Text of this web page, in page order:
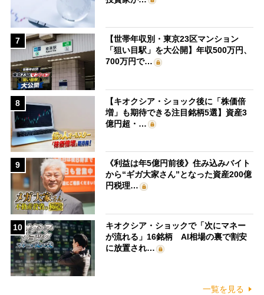
7
【世帯年収別・東京23区マンション
「狙い目駅」を大公開】年収500万円、
700万円で…
8
【キオクシア・ショック後に「株価倍
増」も期待できる注目銘柄5選】資産3
億円超・…
9
《利益は年5億円前後》住み込みバイト
から“ギガ大家さん”となった資産200億
円税理…
10
キオクシア・ショックで「次にマネー
が流れる」16銘柄 AI相場の裏で割安
に放置され…
一覧を見る